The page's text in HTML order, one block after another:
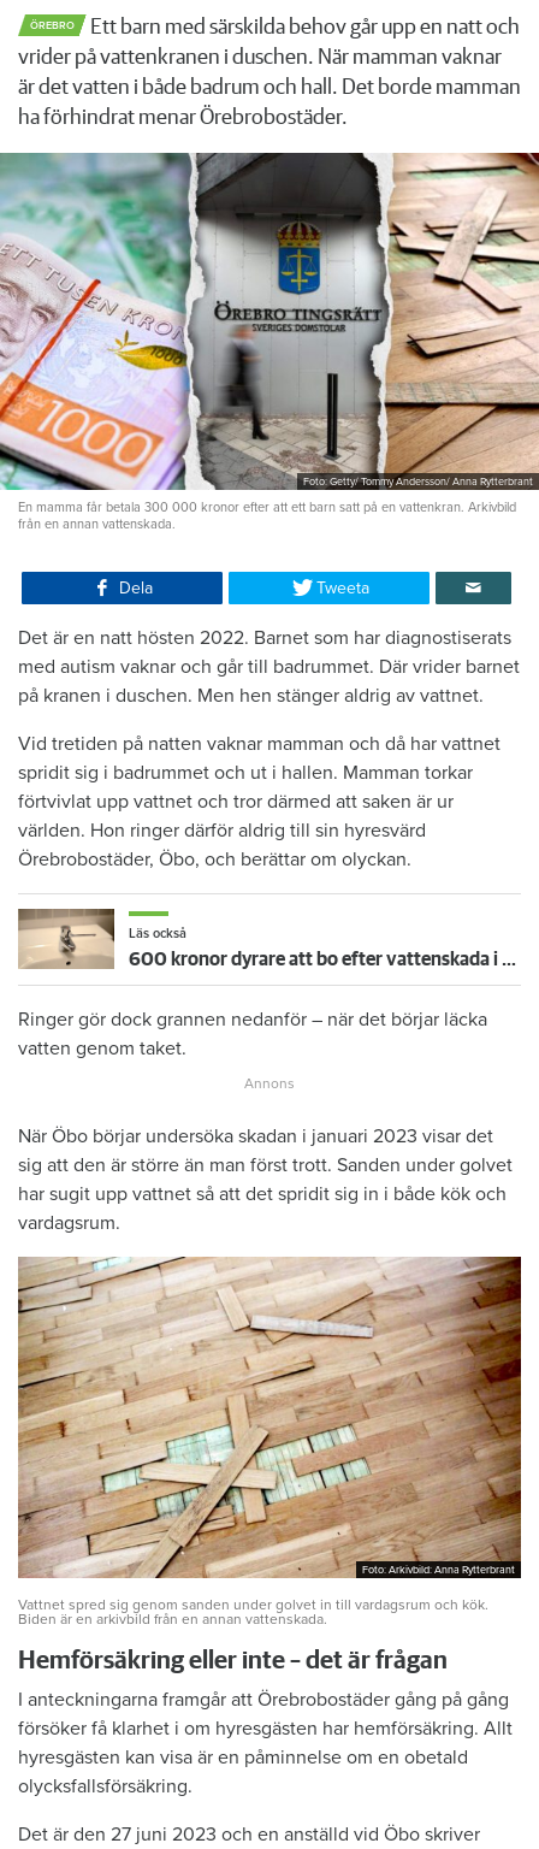
ÖREBRO
Ett barn med särskilda behov går upp en natt och
vrider på vattenkranen i duschen. När mamman vaknar
är det vatten i både badrum och hall. Det borde mamman
ha förhindrat menar Örebrobostäder.
Foto: Getty/ Tommy Andersson/ Anna Rytterbrant
En mamma får betala 300 000 kronor efter att ett barn satt på en vattenkran. Arkivbild
från en annan vattenskada.
Dela Tweeta
Det är en natt hösten 2022. Barnet som har diagnostiserats
med autism vaknar och går till badrummet. Där vrider barnet
på kranen i duschen. Men hen stänger aldrig av vattnet.
Vid tretiden på natten vaknar mamman och då har vattnet
spridit sig i badrummet och ut i hallen. Mamman torkar
förtvivlat upp vattnet och tror därmed att saken är ur
världen. Hon ringer därför aldrig till sin hyresvärd
Örebrobostäder, Öbo, och berättar om olyckan.
Läs också
600 kronor dyrare att bo efter vattenskada i Varberg
Ringer gör dock grannen nedanför – när det börjar läcka
vatten genom taket.
När Öbo börjar undersöka skadan i januari 2023 visar det
sig att den är större än man först trott. Sanden under golvet
har sugit upp vattnet så att det spridit sig in i både kök och
vardagsrum.
Foto: Arkivbild: Anna Rytterbrant
Foto: Arkivbild: Anna Rytterbrant
Vattnet spred sig genom sanden under golvet in till vardagsrum och kök.
Biden är en arkivbild från en annan vattenskada.
Hemförsäkring eller inte – det är frågan
I anteckningarna framgår att Örebrobostäder gång på gång
försöker få klarhet i om hyresgästen har hemförsäkring. Allt
hyresgästen kan visa är en påminnelse om en obetald
olycksfallsförsäkring.
Det är den 27 juni 2023 och en anställd vid Öbo skriver